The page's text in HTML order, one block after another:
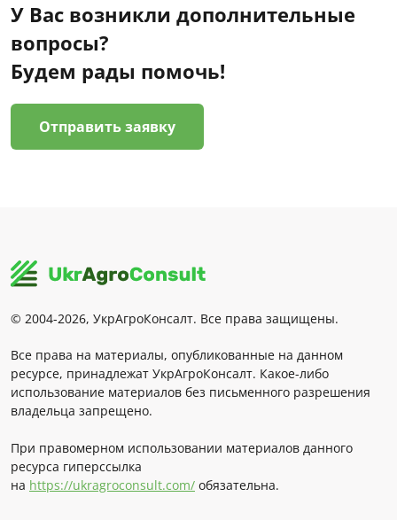
У Вас возникли дополнительные
вопросы?
Будем рады помочь!
Отправить заявку
© 2004-2026, УкрАгроКонсалт. Все права защищены.
Все права на материалы, опубликованные на данном
ресурсе, принадлежат УкрАгроКонсалт. Какое-либо
использование материалов без письменного разрешения
владельца запрещено.
При правомерном использовании материалов данного
ресурса гиперссылка
на https://ukragroconsult.com/ обязательна.